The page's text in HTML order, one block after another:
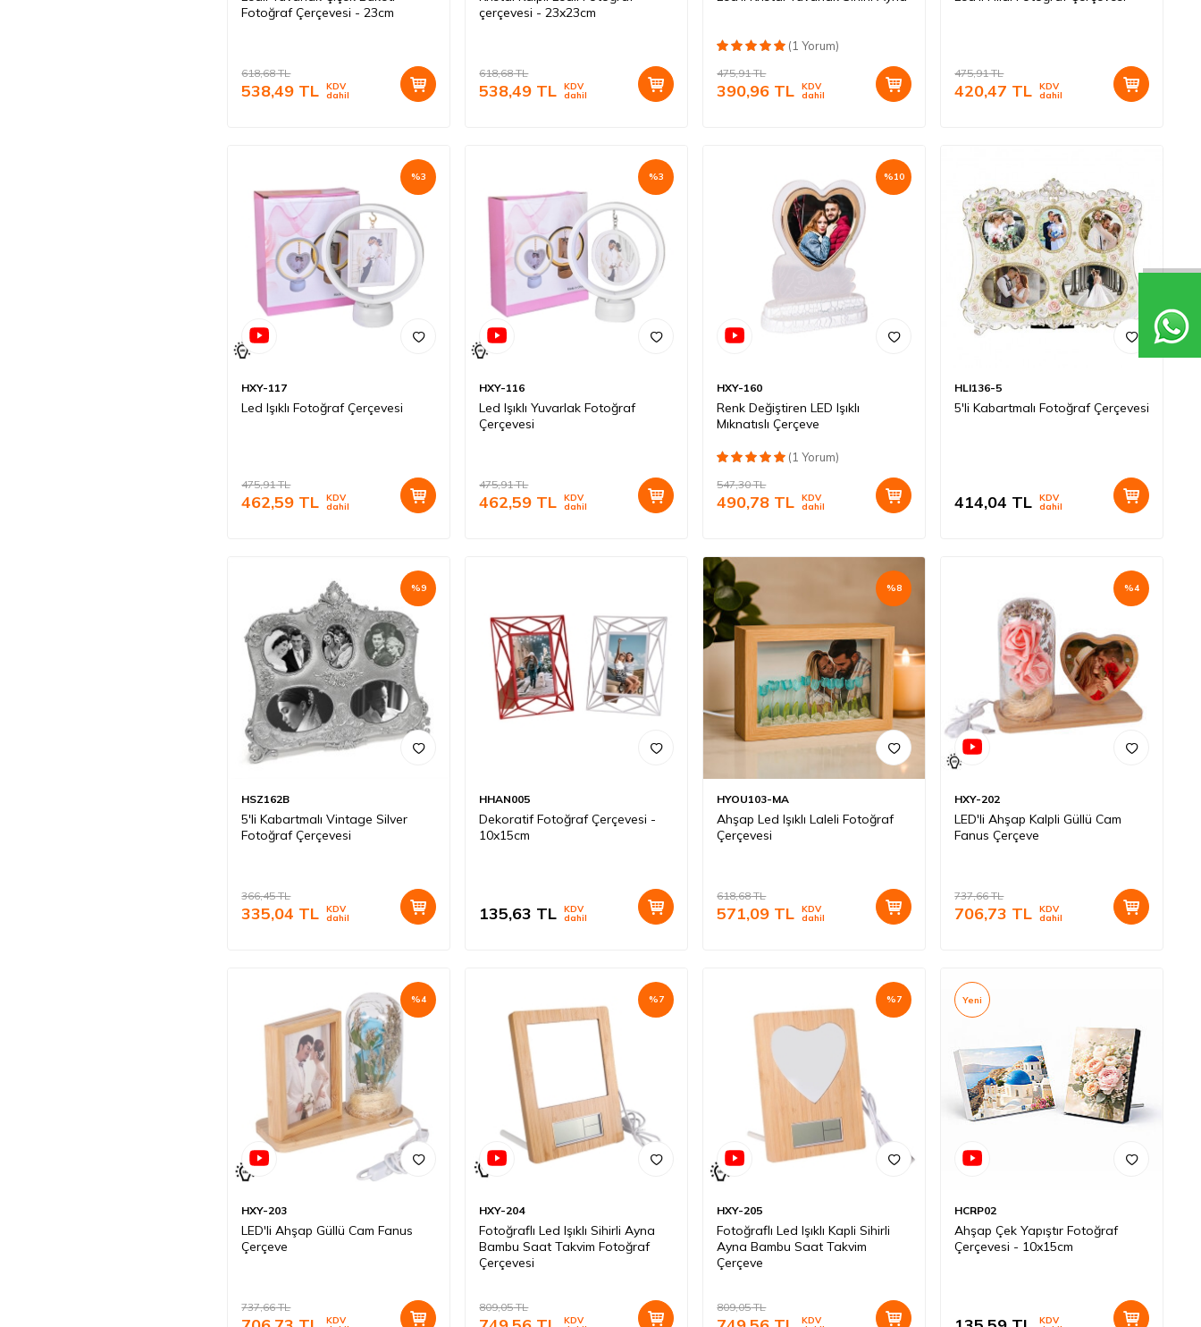
Fotoğraf Çerçevesi - 23cm
618,68TL
538,49 TL KDV
dahil
çerçevesi - 23x23cm
618,68TL
538,49 TL KDV
dahil
(1 Yorum)
475,91TL
390,96 TL KDV
dahil
475,91TL
420,47 TL KDV
dahil
%3
HXY-117
Led Işıklı Fotoğraf Çerçevesi
475,91TL
462,59 TL KDV
dahil
%3
HXY-116
Led Işıklı Yuvarlak Fotoğraf
Çerçevesi
475,91TL
462,59 TL KDV
dahil
%10
HXY-160
Renk Değiştiren LED Işıklı
Mıknatıslı Çerçeve
(1 Yorum)
547,30TL
490,78 TL KDV
dahil
HLI136-5
5'li Kabartmalı Fotoğraf Çerçevesi
414,04 TL KDV
dahil
%9
HSZ162B
5'li Kabartmalı Vintage Silver
Fotoğraf Çerçevesi
366,45TL
335,04 TL KDV
dahil
HHAN005
Dekoratif Fotoğraf Çerçevesi -
10x15cm
135,63 TL KDV
dahil
%8
HYOU103-MA
Ahşap Led Işıklı Laleli Fotoğraf
Çerçevesi
618,68TL
571,09 TL KDV
dahil
%4
HXY-202
LED'li Ahşap Kalpli Güllü Cam
Fanus Çerçeve
737,66TL
706,73 TL KDV
dahil
%4
HXY-203
LED'li Ahşap Güllü Cam Fanus
Çerçeve
737,66TL
KDV
%7
HXY-204
Fotoğraflı Led Işıklı Sihirli Ayna
Bambu Saat Takvim Fotoğraf
Çerçevesi
809,05TL
KDV
%7
HXY-205
Fotoğraflı Led Işıklı Kapli Sihirli
Ayna Bambu Saat Takvim
Çerçeve
809,05TL
KDV
Yeni
HCRP02
Ahşap Çek Yapıştır Fotoğraf
Çerçevesi - 10x15cm
KDV